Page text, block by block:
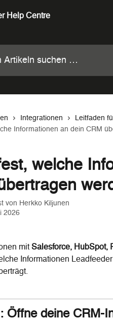
suchen …
Integrationen
Leitfaden
Informationen an dein CRM
welche
von Herkko Kiljunen
2026
mit Salesforce, HubSpot,
Informationen
Öffne deine CRM-